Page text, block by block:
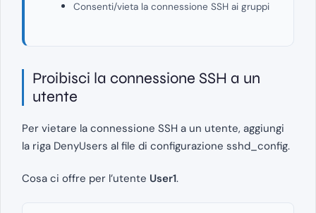
Consenti/vieta la connessione SSH ai gruppi
Proibisci la connessione SSH a un
utente
Per vietare la connessione SSH a un utente, aggiungi
la riga DenyUsers al file di configurazione sshd_config.
Cosa ci offre per l’utente User1.